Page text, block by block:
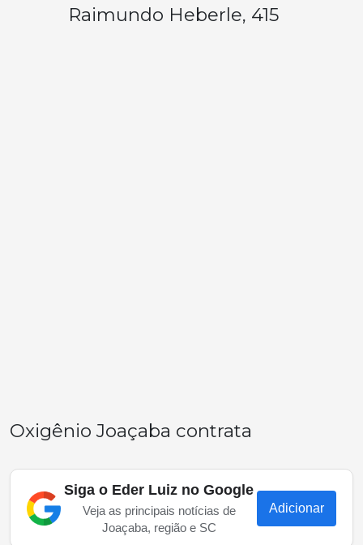
Raimundo Heberle, 415
Oxigênio Joaçaba contrata
Siga o Eder Luiz no Google
Veja as principais notícias de
Joaçaba, região e SC
Adicionar